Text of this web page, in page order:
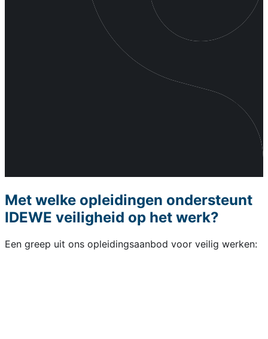
Met welke opleidingen ondersteunt
IDEWE veiligheid op het werk?
Een greep uit ons opleidingsaanbod voor veilig werken: